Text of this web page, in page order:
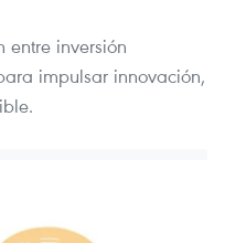
entre inversión
impulsar innovación,